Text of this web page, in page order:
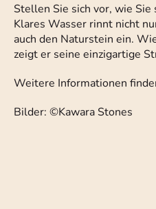
Stellen Sie sich vor, wie Sie
Klares Wasser rinnt nicht
auch den Naturstein ein.
zeigt er seine einzigartige
Weitere Informationen
Bilder: ©Kawara Stones